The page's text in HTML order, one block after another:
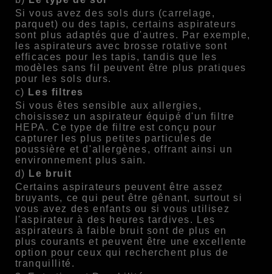
Si vous avez des sols durs (carrelage,
parquet) ou des tapis, certains aspirateurs
sont plus adaptés que d'autres. Par exemple,
les aspirateurs avec brosse rotative sont
efficaces pour les tapis, tandis que les
modèles sans fil peuvent être plus pratiques
pour les sols durs.
c) Les filtres
Si vous êtes sensible aux allergies,
choisissez un aspirateur équipé d'un filtre
HEPA. Ce type de filtre est conçu pour
capturer les plus petites particules de
poussière et d'allergènes, offrant ainsi un
environnement plus sain.
d) Le bruit
Certains aspirateurs peuvent être assez
bruyants, ce qui peut être gênant, surtout si
vous avez des enfants ou si vous utilisez
l'aspirateur à des heures tardives. Les
aspirateurs à faible bruit sont de plus en
plus courants et peuvent être une excellente
option pour ceux qui recherchent plus de
tranquillité.